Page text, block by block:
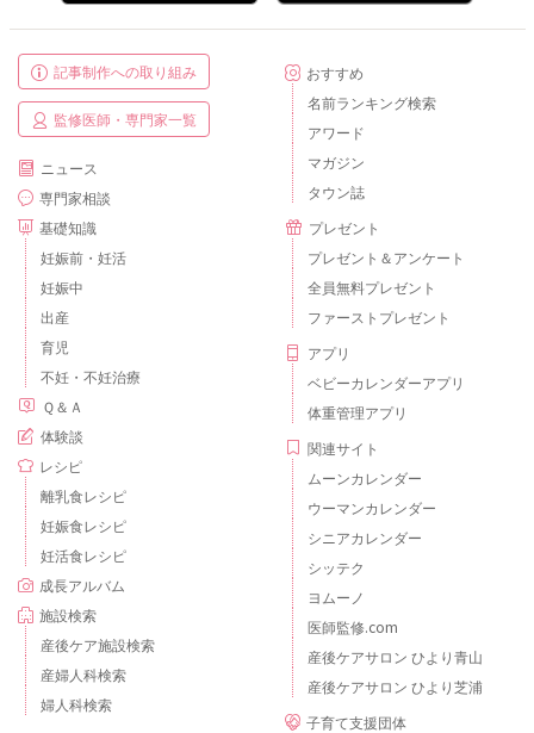
記事制作への取り組み
監修医師・専門家一覧
ニュース
専門家相談
基礎知識
妊娠前・妊活
妊娠中
出産
育児
不妊・不妊治療
Ｑ＆Ａ
体験談
レシピ
離乳食レシピ
妊娠食レシピ
妊活食レシピ
成長アルバム
施設検索
産後ケア施設検索
産婦人科検索
婦人科検索
おすすめ
名前ランキング検索
アワード
マガジン
タウン誌
プレゼント
プレゼント＆アンケート
全員無料プレゼント
ファーストプレゼント
アプリ
ベビーカレンダーアプリ
体重管理アプリ
関連サイト
ムーンカレンダー
ウーマンカレンダー
シニアカレンダー
シッテク
ヨムーノ
医師監修.com
産後ケアサロン ひより青山
産後ケアサロン ひより芝浦
子育て支援団体